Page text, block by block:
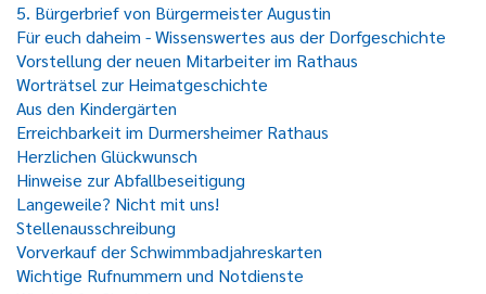
5. Bürgerbrief von Bürgermeister Augustin
Für euch daheim - Wissenswertes aus der Dorfgeschichte
Vorstellung der neuen Mitarbeiter im Rathaus
Worträtsel zur Heimatgeschichte
Aus den Kindergärten
Erreichbarkeit im Durmersheimer Rathaus
Herzlichen Glückwunsch
Hinweise zur Abfallbeseitigung
Langeweile? Nicht mit uns!
Stellenausschreibung
Vorverkauf der Schwimmbadjahreskarten
Wichtige Rufnummern und Notdienste